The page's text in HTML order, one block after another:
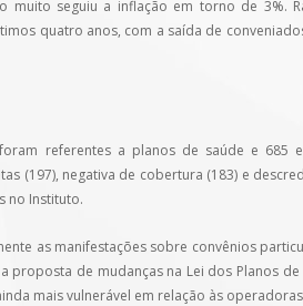
seguiu a inflação em torno de 3%.
quatro anos, com a saída de
referentes a planos de saúde e 685
(197), negativa de cobertura (183) e
no Instituto.
as manifestações sobre convênios
de mudanças na Lei dos Planos
mais vulnerável em relação às